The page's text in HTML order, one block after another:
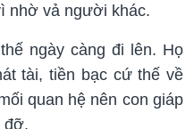
nhờ vả người khác.
ngày càng đi lên. Họ
tài, tiền bạc cứ thế về
quan hệ nên con giáp
đỡ.